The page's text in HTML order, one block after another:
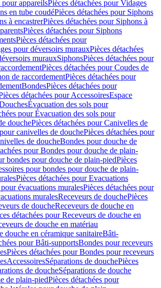
pour appareilsPièces détachées pour Vidages
en tube coudéPièces détachées pour Siphons
à encastrerPièces détachées pour Siphons à
Pièces détachées pour Siphons
Pièces détachées pour
pour déversoirs murauxPièces détachées
murauxSiphonsPièces détachées pour
Pièces détachées pour Coudes de
de raccordementPièces détachées pour
BondesPièces détachées pour
détachées pour AccessoiresEspace
Évacuation des sols pour
pour Évacuation des sols pour
douchePièces détachées pour Canivelles de
canivelles de douchePièces détachées pour
de doucheBondes pour douche de
pour Bondes pour douche de plain-
bondes pour douche de plain-piedPièces
pour bondes pour douche de plain-
Pièces détachées pour Evacuations
évacuations muralesPièces détachées pour
muralesReceveurs de douchePièces
de doucheReceveurs de douche en
détachées pour Receveurs de douche en
de douche en matériau
douche en céramique sanitaireBâti-
pour Bâti-supportsBondes pour receveurs
Pièces détachées pour Bondes pour receveurs
AccessoiresSéparations de douchePièces
de doucheSéparations de douche
de plain-piedPièces détachées pour